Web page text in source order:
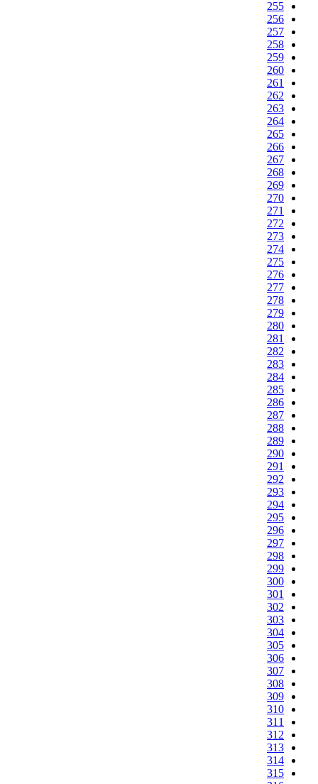
255
256
257
258
259
260
261
262
263
264
265
266
267
268
269
270
271
272
273
274
275
276
277
278
279
280
281
282
283
284
285
286
287
288
289
290
291
292
293
294
295
296
297
298
299
300
301
302
303
304
305
306
307
308
309
310
311
312
313
314
315